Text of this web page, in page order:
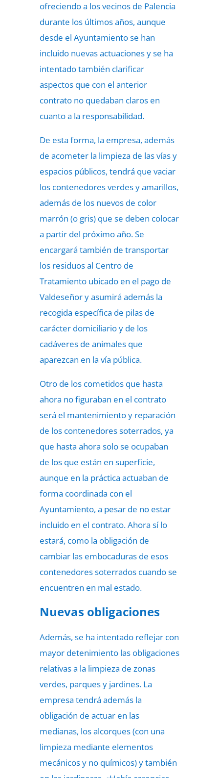
ofreciendo a los vecinos de Palencia
durante los últimos años, aunque
desde el Ayuntamiento se han
incluido nuevas actuaciones y se ha
intentado también clarificar
aspectos que con el anterior
contrato no quedaban claros en
cuanto a la responsabilidad.
De esta forma, la empresa, además
de acometer la limpieza de las vías y
espacios públicos, tendrá que vaciar
los contenedores verdes y amarillos,
además de los nuevos de color
marrón (o gris) que se deben colocar
a partir del próximo año. Se
encargará también de transportar
los residuos al Centro de
Tratamiento ubicado en el pago de
Valdeseñor y asumirá además la
recogida específica de pilas de
carácter domiciliario y de los
cadáveres de animales que
aparezcan en la vía pública.
Otro de los cometidos que hasta
ahora no figuraban en el contrato
será el mantenimiento y reparación
de los contenedores soterrados, ya
que hasta ahora solo se ocupaban
de los que están en superficie,
aunque en la práctica actuaban de
forma coordinada con el
Ayuntamiento, a pesar de no estar
incluido en el contrato. Ahora sí lo
estará, como la obligación de
cambiar las embocaduras de esos
contenedores soterrados cuando se
encuentren en mal estado.
Nuevas obligaciones
Además, se ha intentado reflejar con
mayor detenimiento las obligaciones
relativas a la limpieza de zonas
verdes, parques y jardines. La
empresa tendrá además la
obligación de actuar en las
medianas, los alcorques (con una
limpieza mediante elementos
mecánicos y no químicos) y también